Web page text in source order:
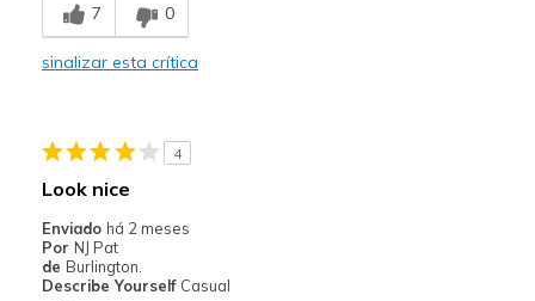
Stylish
Uncomfortable
Melhores utilizações
Casual Wear
7 0
sinalizar esta crítica
4
Look nice
Enviado há 2 meses
Por NJ Pat
de Burlington.
Describe Yourself Casual